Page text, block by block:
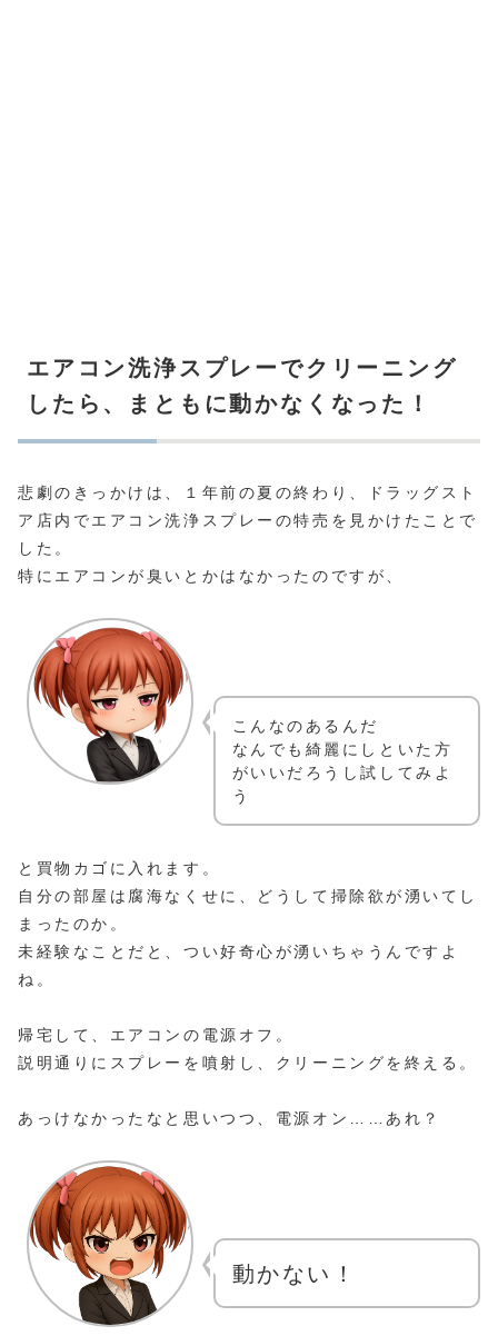
エアコン洗浄スプレーでクリーニング
したら、まともに動かなくなった！
悲劇のきっかけは、１年前の夏の終わり、ドラッグスト
ア店内でエアコン洗浄スプレーの特売を見かけたことで
した。
特にエアコンが臭いとかはなかったのですが、
こんなのあるんだ
なんでも綺麗にしといた方
がいいだろうし試してみよ
う
と買物カゴに入れます。
自分の部屋は腐海なくせに、どうして掃除欲が湧いてし
まったのか。
未経験なことだと、つい好奇心が湧いちゃうんですよ
ね。
帰宅して、エアコンの電源オフ。
説明通りにスプレーを噴射し、クリーニングを終える。
あっけなかったなと思いつつ、電源オン……あれ？
動かない！